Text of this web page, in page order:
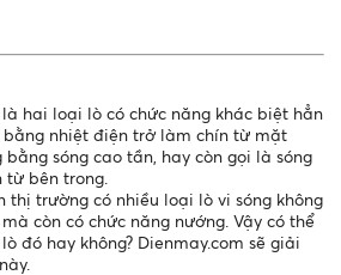
hai loại lò có chức năng khác biệt hẳn
bằng nhiệt điện trở làm chín từ mặt
bằng sóng cao tần, hay còn gọi là sóng
bên trong.
thị trường có nhiều loại lò vi sóng không
còn có chức năng nướng. Vậy có thể
đó hay không? Dienmay.com sẽ giải